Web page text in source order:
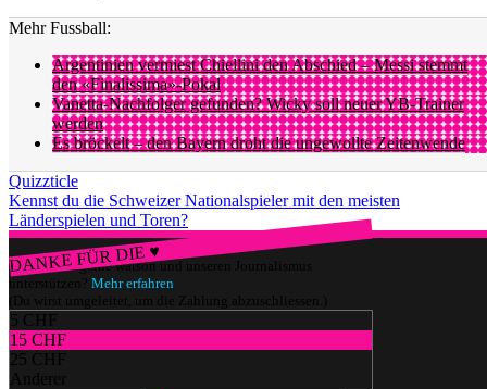
Mehr Fussball:
Argentinien vermiest Chiellini den Abschied – Messi stemmt
den «Finalissima»-Pokal
Vanetta-Nachfolger gefunden? Wicky soll neuer YB-Trainer
werden
Es bröckelt – den Bayern droht die ungewollte Zeitenwende
Quizzticle
Kennst du die Schweizer Nationalspieler mit den meisten
Länderspielen und Toren?
DANKE FÜR DIE ♥
Würdest du gerne watson und unseren Journalismus
unterstützen? Mehr erfahren
(Du wirst umgeleitet, um die Zahlung abzuschliessen.)
5 CHF
15 CHF
25 CHF
Anderer